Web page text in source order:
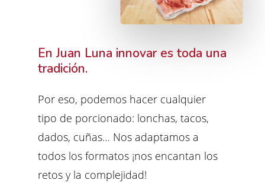
En Juan Luna innovar es toda una
tradición.
Por eso, podemos hacer cualquier
tipo de porcionado: lonchas, tacos,
dados, cuñas… Nos adaptamos a
todos los formatos ¡nos encantan los
retos y la complejidad!